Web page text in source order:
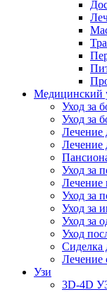
Медицинский
Уход за
Уход за
Лечение
Лечение
Уход за
Лечение
Уход за
Уход за
Уход за
Уход
Сиделка
Лечение
Узи
3D-4D